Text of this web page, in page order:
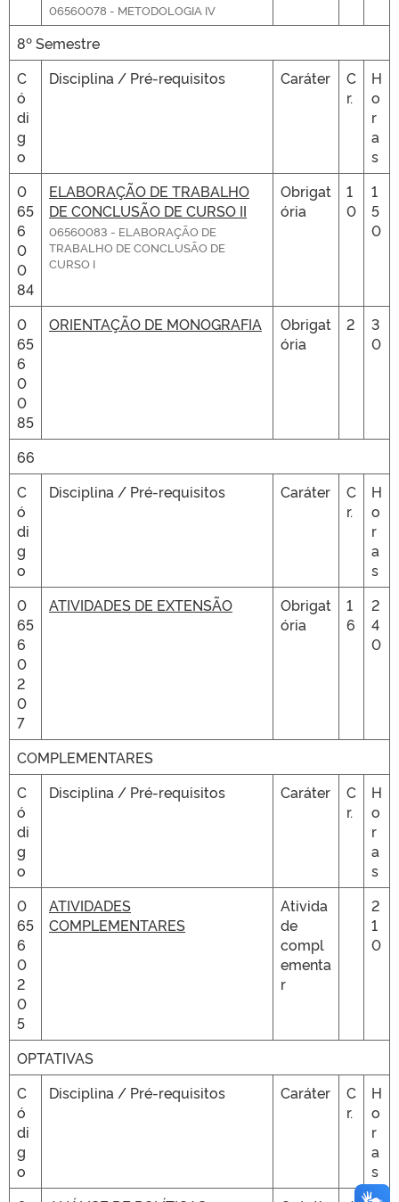
06560078 - METODOLOGIA IV
8º Semestre
C
ó
di
g
o
Disciplina / Pré-requisitos Caráter
C
r.
H
o
r
a
s
0
65
6
0
0
84
ELABORAÇÃO DE TRABALHO
DE CONCLUSÃO DE CURSO II
06560083 - ELABORAÇÃO DE
TRABALHO DE CONCLUSÃO DE
CURSO I
Obrigat
ória
1
0
1
5
0
0
65
6
0
0
85
ORIENTAÇÃO DE MONOGRAFIA
Obrigat
ória
2
3
0
66
C
ó
di
g
o
Disciplina / Pré-requisitos Caráter
C
r.
H
o
r
a
s
0
65
6
0
2
0
7
ATIVIDADES DE EXTENSÃO
Obrigat
ória
1
6
2
4
0
COMPLEMENTARES
C
ó
di
g
o
Disciplina / Pré-requisitos Caráter
C
r.
H
o
r
a
s
0
65
6
0
2
0
5
ATIVIDADES
COMPLEMENTARES
Ativida
de
compl
ementa
r
2
1
0
OPTATIVAS
C
ó
di
g
o
Disciplina / Pré-requisitos Caráter
C
r.
H
o
r
a
s